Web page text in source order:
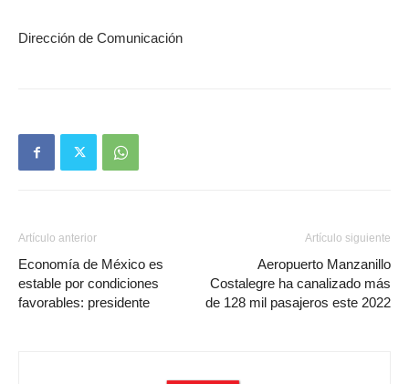
Dirección de Comunicación
Artículo anterior
Economía de México es
estable por condiciones
favorables: presidente
Artículo siguiente
Aeropuerto Manzanillo
Costalegre ha canalizado más
de 128 mil pasajeros este 2022